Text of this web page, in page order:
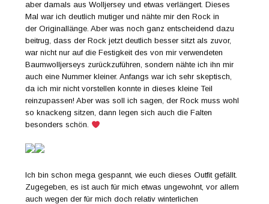
aber damals aus Wolljersey und etwas verlängert. Dieses
Mal war ich deutlich mutiger und nähte mir den Rock in
der Originallänge. Aber was noch ganz entscheidend dazu
beitrug, dass der Rock jetzt deutlich besser sitzt als zuvor,
war nicht nur auf die Festigkeit des von mir verwendeten
Baumwolljerseys zurückzuführen, sondern nähte ich ihn mir
auch eine Nummer kleiner. Anfangs war ich sehr skeptisch,
da ich mir nicht vorstellen konnte in dieses kleine Teil
reinzupassen! Aber was soll ich sagen, der Rock muss wohl
so knackeng sitzen, dann legen sich auch die Falten
besonders schön.
Ich bin schon mega gespannt, wie euch dieses Outfit gefällt.
Zugegeben, es ist auch für mich etwas ungewohnt, vor allem
auch wegen der für mich doch relativ winterlichen